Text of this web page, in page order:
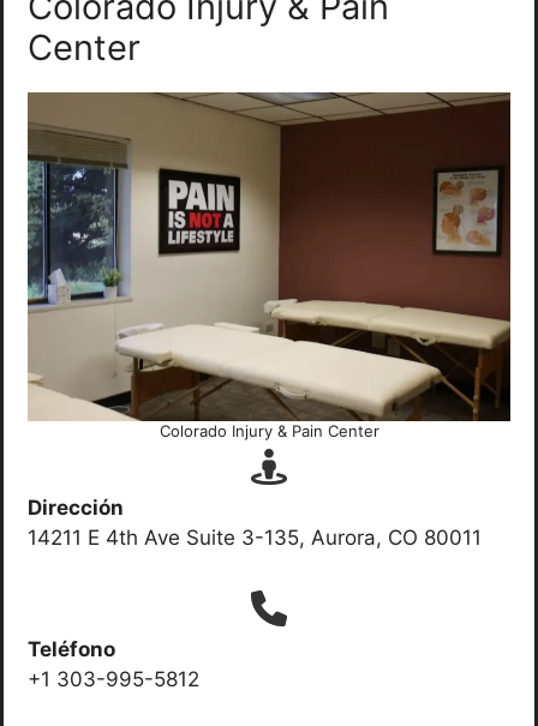
Center
Colorado Injury & Pain Center
Dirección
14211 E 4th Ave Suite 3-135, Aurora, CO 80011
Teléfono
+1 303-995-5812